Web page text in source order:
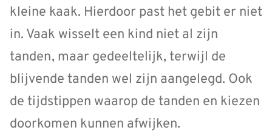
kleine kaak. Hierdoor past het gebit er niet
in. Vaak wisselt een kind niet al zijn
tanden, maar gedeeltelijk, terwijl de
blijvende tanden wel zijn aangelegd. Ook
de tijdstippen waarop de tanden en kiezen
doorkomen kunnen afwijken.